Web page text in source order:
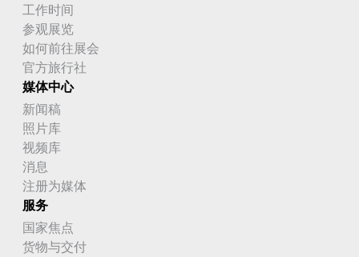
工作时间
参观展览
如何前往展会
官方旅行社
媒体中心
新闻稿
照片库
视频库
消息
注册为媒体
服务
国家焦点
货物与交付